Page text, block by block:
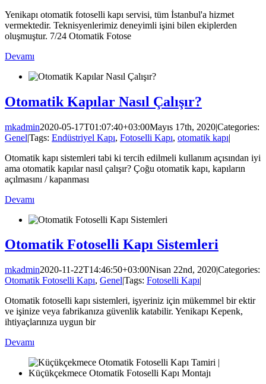
Yenikapı otomatik fotoselli kapı servisi, tüm İstanbul'a hizmet
vermektedir. Teknisyenlerimiz deneyimli işini bilen ekiplerden
oluşmuştur. 7/24 Otomatik Fotose
Devamı
Otomatik Kapılar Nasıl Çalışır?
mkadmin2020-05-17T01:07:40+03:00Mayıs 17th, 2020|Categories:
Genel|Tags: Endüstriyel Kapı, Fotoselli Kapı, otomatik kapı|
Otomatik kapı sistemleri tabi ki tercih edilmeli kullanım açısından iyi
ama otomatik kapılar nasıl çalışır? Çoğu otomatik kapı, kapıların
açılmasını / kapanması
Devamı
Otomatik Fotoselli Kapı Sistemleri
mkadmin2020-11-22T14:46:50+03:00Nisan 22nd, 2020|Categories:
Otomatik Fotoselli Kapı, Genel|Tags: Fotoselli Kapı|
Otomatik fotoselli kapı sistemleri, işyeriniz için mükemmel bir ektir
ve işinize veya fabrikanıza güvenlik katabilir. Yenikapı Kepenk,
ihtiyaçlarınıza uygun bir
Devamı